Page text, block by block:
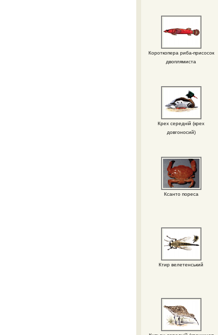
Короткопера риба-присосок
двоплямиста
Крех середній (крех
довгоносий)
Ксанто пореса
Ктир велетенський